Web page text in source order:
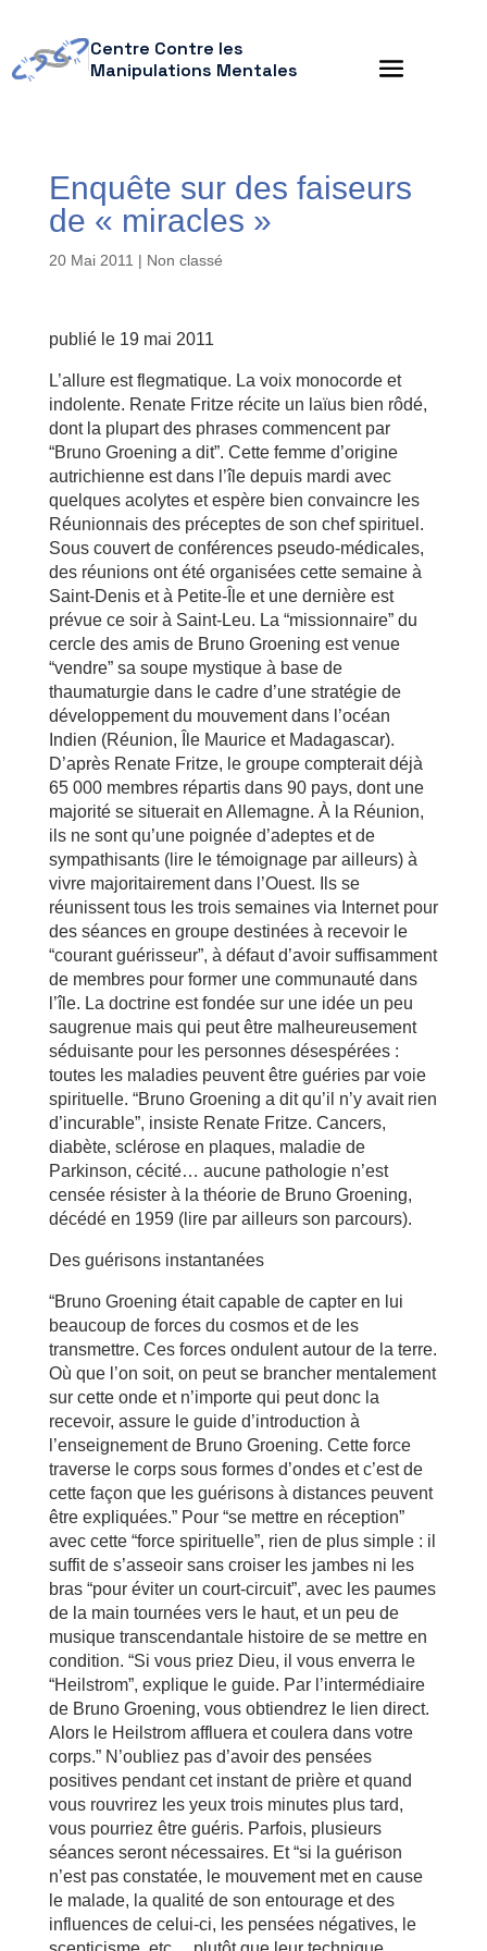
Centre Contre les
Manipulations Mentales
Enquête sur des faiseurs
de « miracles »
20 Mai 2011 | Non classé
publié le 19 mai 2011
L’allure est flegmatique. La voix monocorde et
indolente. Renate Fritze récite un laïus bien rôdé,
dont la plupart des phrases commencent par
“Bruno Groening a dit”. Cette femme d’origine
autrichienne est dans l’île depuis mardi avec
quelques acolytes et espère bien convaincre les
Réunionnais des préceptes de son chef spirituel.
Sous couvert de conférences pseudo-médicales,
des réunions ont été organisées cette semaine à
Saint-Denis et à Petite-Île et une dernière est
prévue ce soir à Saint-Leu. La “missionnaire” du
cercle des amis de Bruno Groening est venue
“vendre” sa soupe mystique à base de
thaumaturgie dans le cadre d’une stratégie de
développement du mouvement dans l’océan
Indien (Réunion, Île Maurice et Madagascar).
D’après Renate Fritze, le groupe compterait déjà
65 000 membres répartis dans 90 pays, dont une
majorité se situerait en Allemagne. À la Réunion,
ils ne sont qu’une poignée d’adeptes et de
sympathisants (lire le témoignage par ailleurs) à
vivre majoritairement dans l’Ouest. Ils se
réunissent tous les trois semaines via Internet pour
des séances en groupe destinées à recevoir le
“courant guérisseur”, à défaut d’avoir suffisamment
de membres pour former une communauté dans
l’île. La doctrine est fondée sur une idée un peu
saugrenue mais qui peut être malheureusement
séduisante pour les personnes désespérées :
toutes les maladies peuvent être guéries par voie
spirituelle. “Bruno Groening a dit qu’il n’y avait rien
d’incurable”, insiste Renate Fritze. Cancers,
diabète, sclérose en plaques, maladie de
Parkinson, cécité… aucune pathologie n’est
censée résister à la théorie de Bruno Groening,
décédé en 1959 (lire par ailleurs son parcours).
Des guérisons instantanées
“Bruno Groening était capable de capter en lui
beaucoup de forces du cosmos et de les
transmettre. Ces forces ondulent autour de la terre.
Où que l’on soit, on peut se brancher mentalement
sur cette onde et n’importe qui peut donc la
recevoir, assure le guide d’introduction à
l’enseignement de Bruno Groening. Cette force
traverse le corps sous formes d’ondes et c’est de
cette façon que les guérisons à distances peuvent
être expliquées.” Pour “se mettre en réception”
avec cette “force spirituelle”, rien de plus simple : il
suffit de s’asseoir sans croiser les jambes ni les
bras “pour éviter un court-circuit”, avec les paumes
de la main tournées vers le haut, et un peu de
musique transcendantale histoire de se mettre en
condition. “Si vous priez Dieu, il vous enverra le
“Heilstrom”, explique le guide. Par l’intermédiaire
de Bruno Groening, vous obtiendrez le lien direct.
Alors le Heilstrom affluera et coulera dans votre
corps.” N’oubliez pas d’avoir des pensées
positives pendant cet instant de prière et quand
vous rouvrirez les yeux trois minutes plus tard,
vous pourriez être guéris. Parfois, plusieurs
séances seront nécessaires. Et “si la guérison
n’est pas constatée, le mouvement met en cause
le malade, la qualité de son entourage et des
influences de celui-ci, les pensées négatives, le